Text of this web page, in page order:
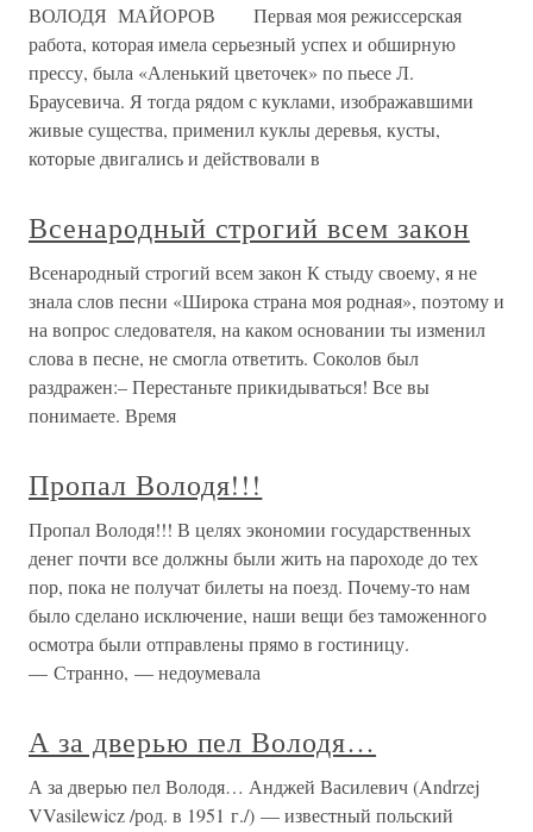
ВОЛОДЯ МАЙОРОВ Первая моя режиссерская
работа, которая имела серьезный успех и обширную
прессу, была «Аленький цветочек» по пьесе Л.
Браусевича. Я тогда рядом с куклами, изображавшими
живые существа, применил куклы деревья, кусты,
которые двигались и действовали в
Всенародный строгий всем закон
Всенародный строгий всем закон К стыду своему, я не
знала слов песни «Широка страна моя родная», поэтому и
на вопрос следователя, на каком основании ты изменил
слова в песне, не смогла ответить. Соколов был
раздражен:– Перестаньте прикидываться! Все вы
понимаете. Время
Пропал Володя!!!
Пропал Володя!!! В целях экономии государственных
денег почти все должны были жить на пароходе до тех
пор, пока не получат билеты на поезд. Почему-то нам
было сделано исключение, наши вещи без таможенного
осмотра были отправлены прямо в гостиницу.
— Странно, — недоумевала
А за дверью пел Володя…
А за дверью пел Володя… Анджей Василевич (Andrzej
VVasilewicz /род. в 1951 г./) — известный польский